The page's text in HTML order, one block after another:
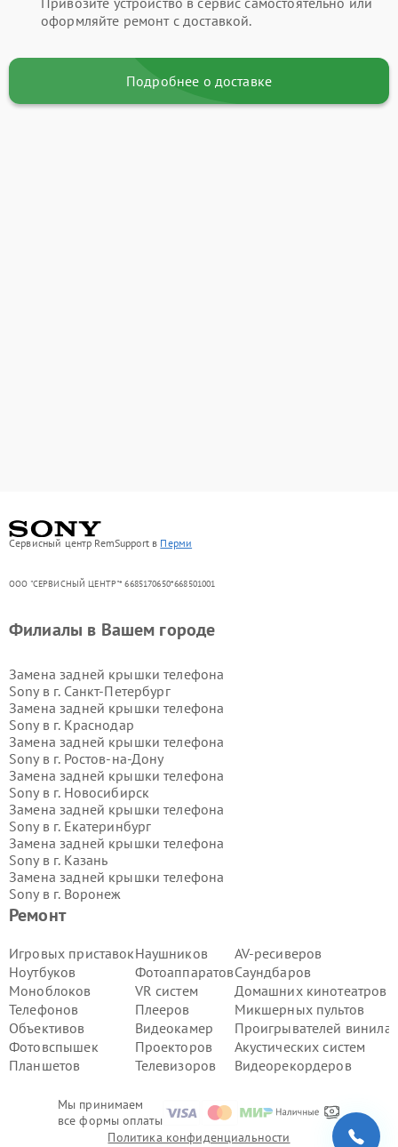
оформляйте ремонт с доставкой.
Подробнее о доставке
Сервисный центр RemSupport в Перми
ООО "СЕРВИСНЫЙ ЦЕНТР"* 6685170650*668501001
Мы принимаем
все формы оплаты
Ремонт
Игровых приставок
Ноутбуков
Моноблоков
Телефонов
Объективов
Фотовспышек
Планшетов
Наушников
Фотоаппаратов
VR систем
Плееров
Видеокамер
Проекторов
Телевизоров
AV-ресиверов
Саундбаров
Домашних кинотеатров
Микшерных пультов
Проигрывателей винила
Акустических систем
Видеорекордеров
Филиалы в Вашем городе
Замена задней крышки телефона
Sony в г. Санкт-Петербург
Замена задней крышки телефона
Sony в г. Краснодар
Замена задней крышки телефона
Sony в г. Ростов-на-Дону
Замена задней крышки телефона
Sony в г. Новосибирск
Замена задней крышки телефона
Sony в г. Екатеринбург
Замена задней крышки телефона
Sony в г. Казань
Замена задней крышки телефона
Sony в г. Воронеж
Замена задней крышки телефона
Sony в г.Волгоград
Sony в г.Самара
Замена задней крышки телефона
Sony в г.Пермь
Замена задней крышки телефона
Sony в г.Красноярск
Замена задней крышки телефона
Sony в г.Ижевск
Замена задней крышки телефона
Sony в г. Челябинск
Замена задней крышки телефона
Sony в г.ТюменьПолитика конфиденциальности